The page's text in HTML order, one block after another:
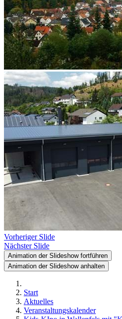
Vorheriger Slide
Nächster Slide
Animation der Slideshow fortführen
Animation der Slideshow anhalten
Start
Aktuelles
Veranstaltungskalender